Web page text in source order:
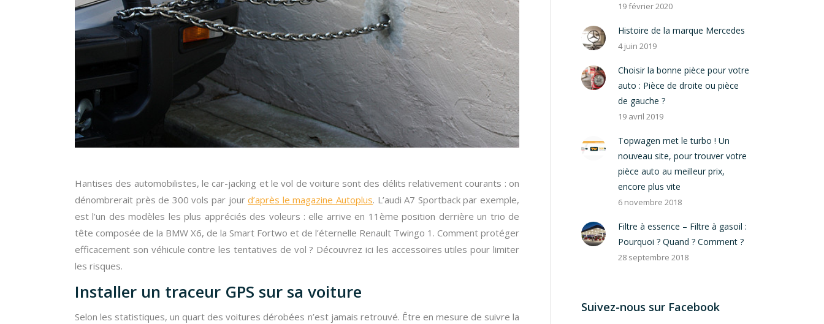
Hantises des automobilistes, le car-jacking et le vol de voiture sont des délits relativement courants : on
dénombrerait près de 300 vols par jourd’après le magazine Autoplus. L’audi A7 Sportback par exemple,
est l’un des modèles les plus appréciés des voleurs : elle arrive en 11ème position derrière un trio de
tête composée de la BMW X6, de la Smart Fortwo et de l’éternelle Renault Twingo 1. Comment protéger
efficacement son véhicule contre les tentatives de vol ? Découvrez ici les accessoires utiles pour limiter
les risques.
Installer un traceur GPS sur sa voiture
Selon les statistiques, un quart des voitures dérobées n’est jamais retrouvé. Être en mesure de suivre la
19 février 2020
Histoire de la marque Mercedes
4 juin 2019
Choisir la bonne pièce pour votre
auto : Pièce de droite ou pièce
de gauche ?
19 avril 2019
Topwagen met le turbo ! Un
nouveau site, pour trouver votre
pièce auto au meilleur prix,
encore plus vite
6 novembre 2018
Filtre à essence – Filtre à gasoil :
Pourquoi ? Quand ? Comment ?
28 septembre 2018
Suivez-nous sur Facebook